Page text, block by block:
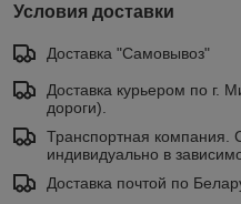
Условия доставки
Доставка "Самовывоз"
Доставка курьером по г.
дороги).
Транспортная компания.
индивидуально в
Доставка почтой по